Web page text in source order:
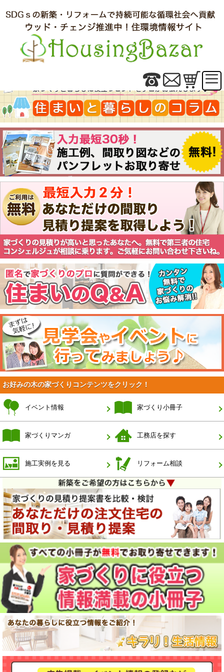
お好みの木の家づくりコンテンツをクリック！
イベント情報 家づくり小冊子
家づくりマンガ 工務店を探す
施工実例を見る リフォーム相談